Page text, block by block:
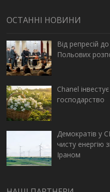
ОСТАННІ НОВИНИ
Від репресій
Польових
Chanel
господарство
Демократів у
чисту енергію
Іраном